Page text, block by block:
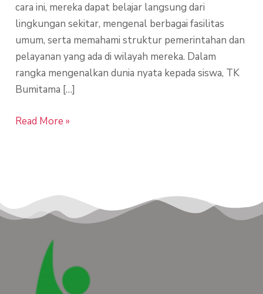
cara ini, mereka dapat belajar langsung dari
lingkungan sekitar, mengenal berbagai fasilitas
umum, serta memahami struktur pemerintahan dan
pelayanan yang ada di wilayah mereka. Dalam
rangka mengenalkan dunia nyata kepada siswa, TK
Bumitama […]
Read More »